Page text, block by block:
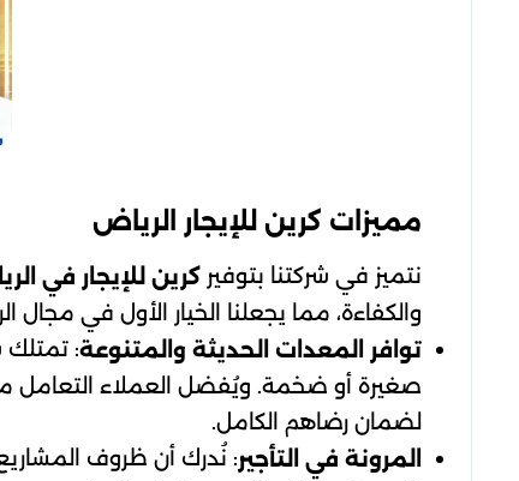
مميزات كرين للإيجار الرياض
نتميز في شركتنا بتوفير كرين للإيجار في
والكفاءة، مما يجعلنا الخيار الأول في مجال
توافر المعدات الحديثة والمتنوعة: تمتلك
صغيرة أو ضخمة. ويُفضل العملاء التعامل مع
لضمان رضاهم الكامل.
المرونة في التأجير: نُدرك أن ظروف